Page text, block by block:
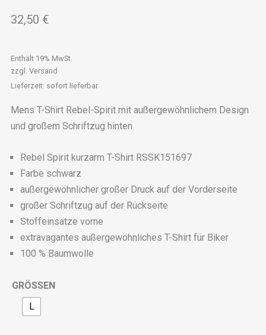
32,50 €
Enthält 19% MwSt.
zzgl. Versand
Lieferzeit: sofort lieferbar
Mens T-Shirt Rebel-Spirit mit außergewöhnlichem Design
und großem Schriftzug hinten
Rebel Spirit kurzarm T-Shirt RSSK151697
Farbe schwarz
außergewöhnlicher großer Druck auf der Vorderseite
großer Schriftzug auf der Rückseite
Stoffeinsätze vorne
extravagantes außergewöhnliches T-Shirt für Biker
100 % Baumwolle
GRÖSSEN
L